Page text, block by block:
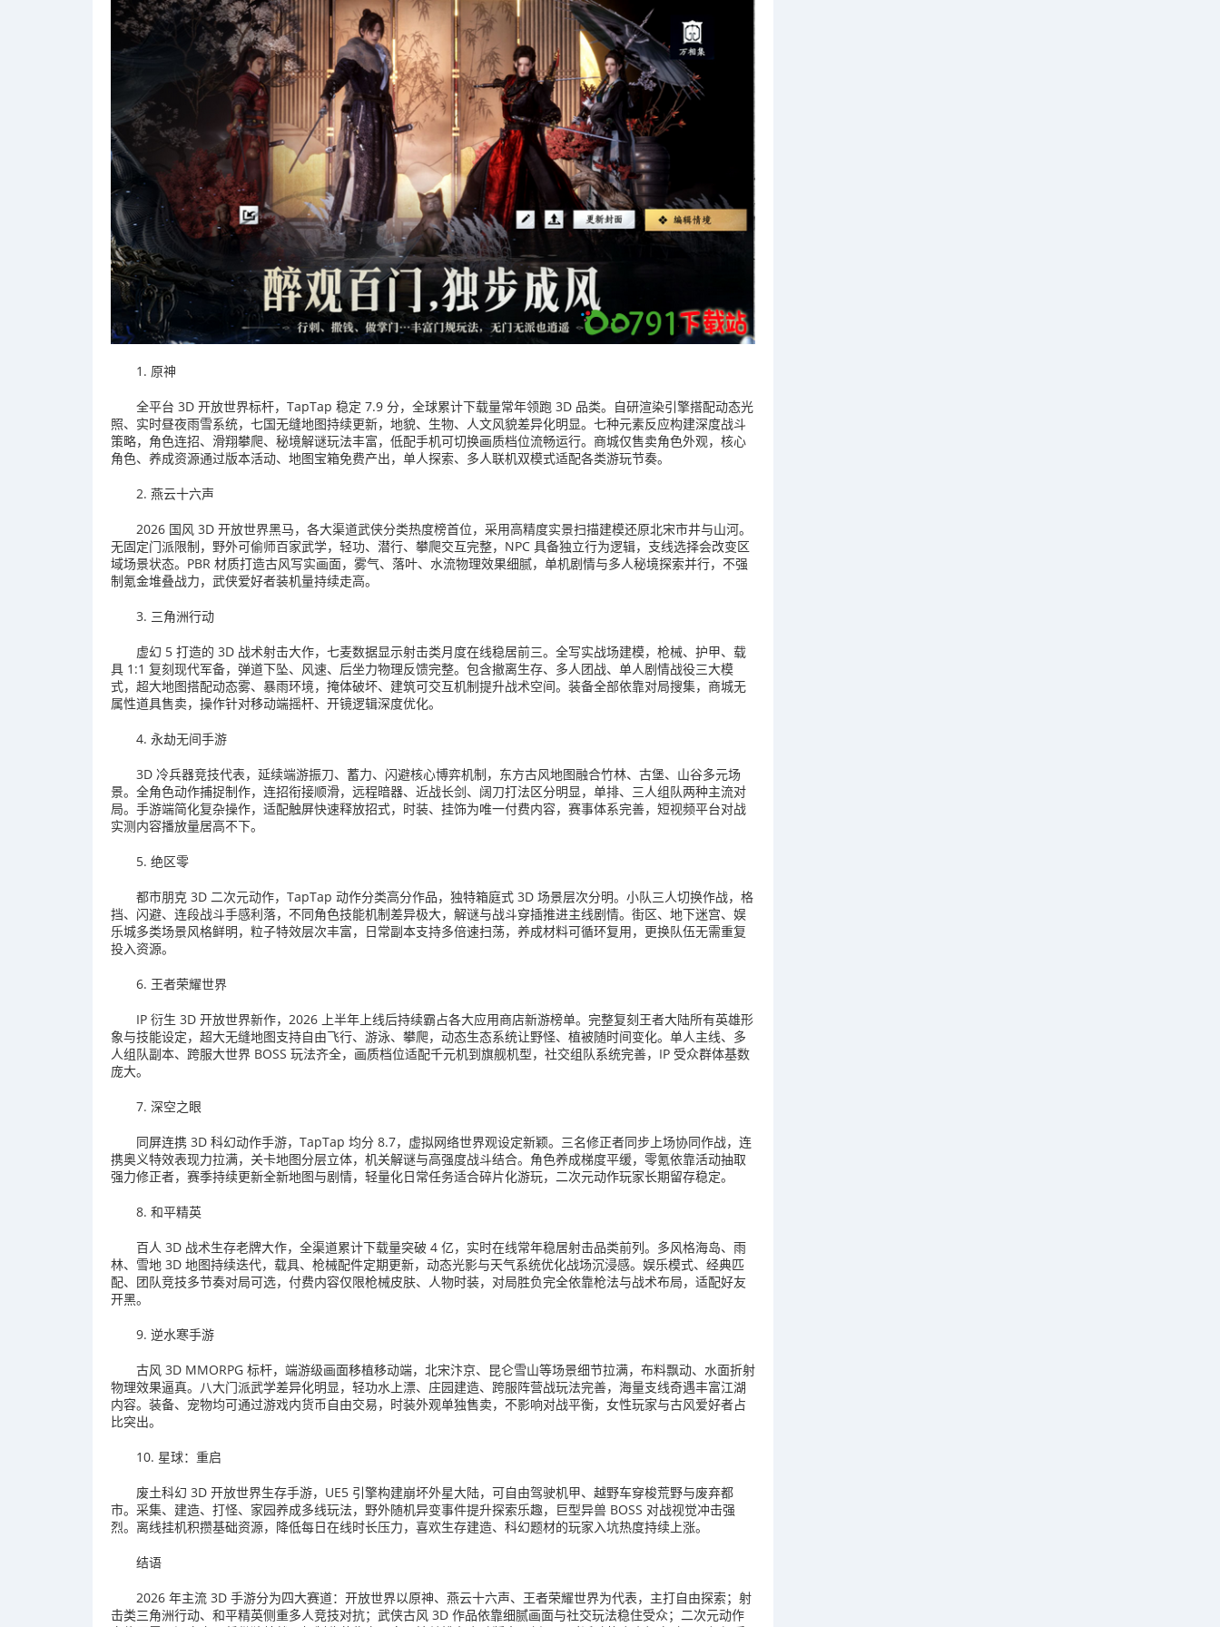
1. 原神
全平台 3D 开放世界标杆，TapTap 稳定 7.9 分，全球累计下载量常年领跑 3D 品类。自研渲染引擎搭配动态光
照、实时昼夜雨雪系统，七国无缝地图持续更新，地貌、生物、人文风貌差异化明显。七种元素反应构建深度战斗
策略，角色连招、滑翔攀爬、秘境解谜玩法丰富，低配手机可切换画质档位流畅运行。商城仅售卖角色外观，核心
角色、养成资源通过版本活动、地图宝箱免费产出，单人探索、多人联机双模式适配各类游玩节奏。
2. 燕云十六声
2026 国风 3D 开放世界黑马，各大渠道武侠分类热度榜首位，采用高精度实景扫描建模还原北宋市井与山河。
无固定门派限制，野外可偷师百家武学，轻功、潜行、攀爬交互完整，NPC 具备独立行为逻辑，支线选择会改变区
域场景状态。PBR 材质打造古风写实画面，雾气、落叶、水流物理效果细腻，单机剧情与多人秘境探索并行，不强
制氪金堆叠战力，武侠爱好者装机量持续走高。
3. 三角洲行动
虚幻 5 打造的 3D 战术射击大作，七麦数据显示射击类月度在线稳居前三。全写实战场建模，枪械、护甲、载
具 1:1 复刻现代军备，弹道下坠、风速、后坐力物理反馈完整。包含撤离生存、多人团战、单人剧情战役三大模
式，超大地图搭配动态雾、暴雨环境，掩体破坏、建筑可交互机制提升战术空间。装备全部依靠对局搜集，商城无
属性道具售卖，操作针对移动端摇杆、开镜逻辑深度优化。
4. 永劫无间手游
3D 冷兵器竞技代表，延续端游振刀、蓄力、闪避核心博弈机制，东方古风地图融合竹林、古堡、山谷多元场
景。全角色动作捕捉制作，连招衔接顺滑，远程暗器、近战长剑、阔刀打法区分明显，单排、三人组队两种主流对
局。手游端简化复杂操作，适配触屏快速释放招式，时装、挂饰为唯一付费内容，赛事体系完善，短视频平台对战
实测内容播放量居高不下。
5. 绝区零
都市朋克 3D 二次元动作，TapTap 动作分类高分作品，独特箱庭式 3D 场景层次分明。小队三人切换作战，格
挡、闪避、连段战斗手感利落，不同角色技能机制差异极大，解谜与战斗穿插推进主线剧情。街区、地下迷宫、娱
乐城多类场景风格鲜明，粒子特效层次丰富，日常副本支持多倍速扫荡，养成材料可循环复用，更换队伍无需重复
投入资源。
6. 王者荣耀世界
IP 衍生 3D 开放世界新作，2026 上半年上线后持续霸占各大应用商店新游榜单。完整复刻王者大陆所有英雄形
象与技能设定，超大无缝地图支持自由飞行、游泳、攀爬，动态生态系统让野怪、植被随时间变化。单人主线、多
人组队副本、跨服大世界 BOSS 玩法齐全，画质档位适配千元机到旗舰机型，社交组队系统完善，IP 受众群体基数
庞大。
7. 深空之眼
同屏连携 3D 科幻动作手游，TapTap 均分 8.7，虚拟网络世界观设定新颖。三名修正者同步上场协同作战，连
携奥义特效表现力拉满，关卡地图分层立体，机关解谜与高强度战斗结合。角色养成梯度平缓，零氪依靠活动抽取
强力修正者，赛季持续更新全新地图与剧情，轻量化日常任务适合碎片化游玩，二次元动作玩家长期留存稳定。
8. 和平精英
百人 3D 战术生存老牌大作，全渠道累计下载量突破 4 亿，实时在线常年稳居射击品类前列。多风格海岛、雨
林、雪地 3D 地图持续迭代，载具、枪械配件定期更新，动态光影与天气系统优化战场沉浸感。娱乐模式、经典匹
配、团队竞技多节奏对局可选，付费内容仅限枪械皮肤、人物时装，对局胜负完全依靠枪法与战术布局，适配好友
开黑。
9. 逆水寒手游
古风 3D MMORPG 标杆，端游级画面移植移动端，北宋汴京、昆仑雪山等场景细节拉满，布料飘动、水面折射
物理效果逼真。八大门派武学差异化明显，轻功水上漂、庄园建造、跨服阵营战玩法完善，海量支线奇遇丰富江湖
内容。装备、宠物均可通过游戏内货币自由交易，时装外观单独售卖，不影响对战平衡，女性玩家与古风爱好者占
比突出。
10. 星球：重启
废土科幻 3D 开放世界生存手游，UE5 引擎构建崩坏外星大陆，可自由驾驶机甲、越野车穿梭荒野与废弃都
市。采集、建造、打怪、家园养成多线玩法，野外随机异变事件提升探索乐趣，巨型异兽 BOSS 对战视觉冲击强
烈。离线挂机积攒基础资源，降低每日在线时长压力，喜欢生存建造、科幻题材的玩家入坑热度持续上涨。
结语
2026 年主流 3D 手游分为四大赛道：开放世界以原神、燕云十六声、王者荣耀世界为代表，主打自由探索；射
击类三角洲行动、和平精英侧重多人竞技对抗；武侠古风 3D 作品依靠细腻画面与社交玩法稳住受众；二次元动作